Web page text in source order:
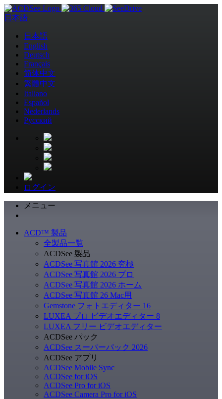
日本語
日本語
English
Deutsch
Français
简体中文
繁體中文
Italiano
Español
Nederlands
Pусский
ログイン
メニュー
ACD™ 製品
全製品一覧
ACDSee 製品
ACDSee 写真館 2026 究極
ACDSee 写真館 2026 プロ
ACDSee 写真館 2026 ホーム
ACDSee 写真館 26 Mac用
Gemstone フォトエディター 16
LUXEA プロ ビデオエディター 8
LUXEA フリー ビデオエディター
ACDSee パック
ACDSee スーパーパック 2026
ACDSee アプリ
ACDSee Mobile Sync
ACDSee for iOS
ACDSee Pro for iOS
ACDSee Camera Pro for iOS